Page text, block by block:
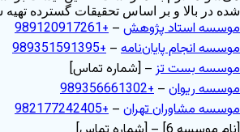
شده در بالا و بر اساس تحقیقات گسترده
موسسه استاد پژوهش –
+989120917261
موسسه انجام پایان‌نامه –
+989351591395
موسسه بست تز – [شماره تماس]
موسسه ریوان –
+989356661302
موسسه مشاوران تهران –
+982177242405